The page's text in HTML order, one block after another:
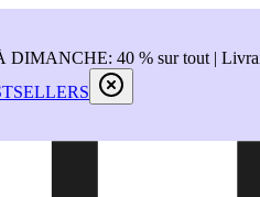
40 % sur tout |